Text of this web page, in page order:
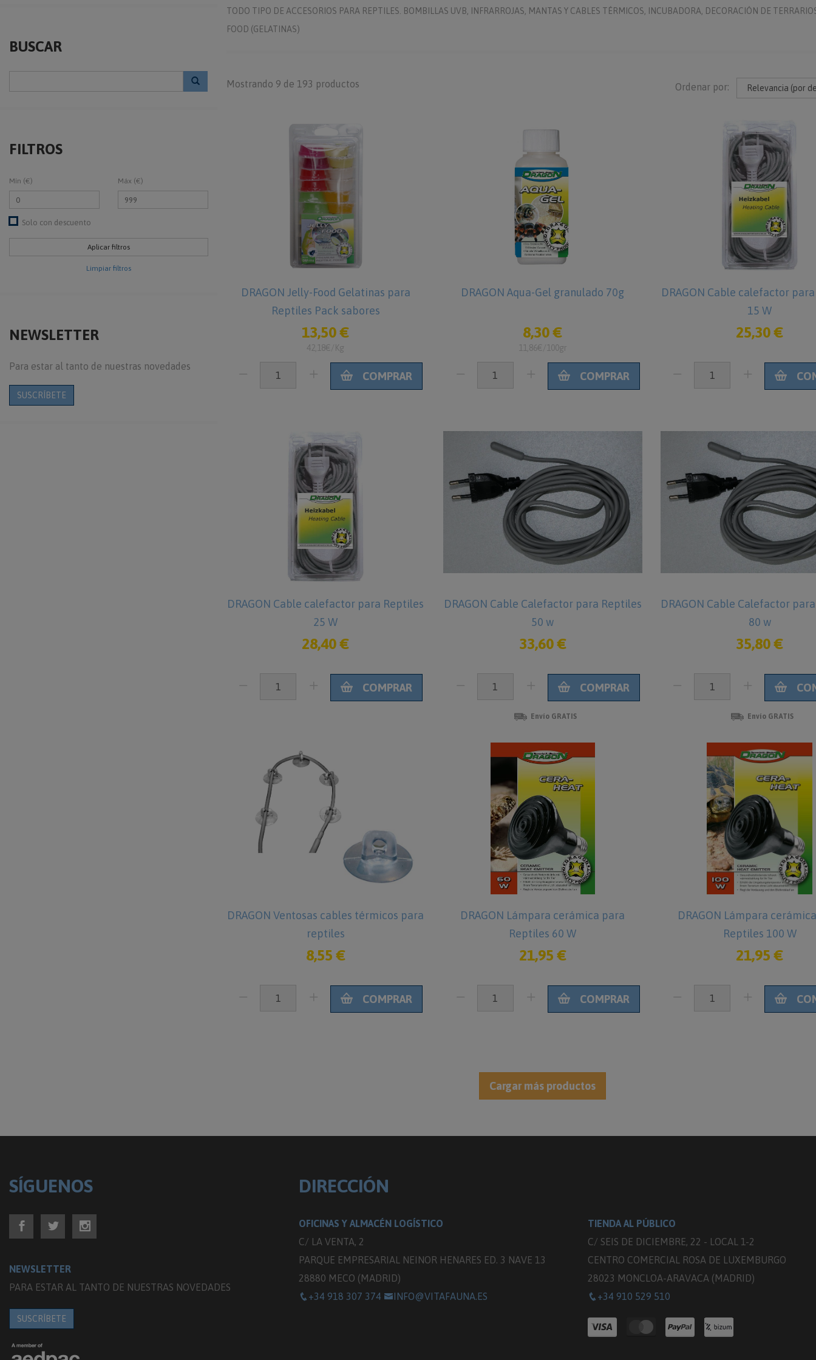
BUSCAR
FILTROS
Mín (€) Máx (€)
Solo con descuento
Limpiar filtros
NEWSLETTER
Para estar al tanto de nuestras novedades
SUSCRÍBETE
TODO TIPO DE ACCESORIOS PARA REPTILES. BOMBILLAS UVB, INFRARROJAS, MANTAS Y CABLES TÉRMICOS, INCUBADORA, DECORACIÓN DE
FOOD (GELATINAS)
Mostrando 9 de 193 productos Ordenar por:
DRAGON Jelly-Food Gelatinas para
Reptiles Pack sabores
13,50 €
42,18€/Kg
COMPRAR
DRAGON Aqua-Gel granulado 70g
8,30 €
11,86€/100gr
COMPRAR
DRAGON Cable calefactor
15 W
25,30 €
DRAGON Cable calefactor para Reptiles
25 W
28,40 €
COMPRAR
DRAGON Cable Calefactor para Reptiles
50 w
33,60 €
COMPRAR
Envío GRATIS
DRAGON Cable Calefactor
80 w
35,80 €
Envío GRATIS
DRAGON Ventosas cables térmicos para
reptiles
8,55 €
COMPRAR
DRAGON Lámpara cerámica para
Reptiles 60 W
21,95 €
COMPRAR
DRAGON Lámpara
Reptiles 100 W
21,95 €
SÍGUENOS
NEWSLETTER
PARA ESTAR AL TANTO DE NUESTRAS NOVEDADES
SUSCRÍBETE
DIRECCIÓN
OFICINAS Y ALMACÉN LOGÍSTICO
C/ LA VENTA, 2
PARQUE EMPRESARIAL NEINOR HENARES ED. 3 NAVE 13
28880 MECO (MADRID)
+34 918 307 374
INFO@VITAFAUNA.ES
TIENDA AL PÚBLICO
C/ SEIS DE DICIEMBRE, 22 - LOCAL 1-2
CENTRO COMERCIAL ROSA DE LUXEMBURGO
28023 MONCLOA-ARAVACA (MADRID)
+34 910 529 510